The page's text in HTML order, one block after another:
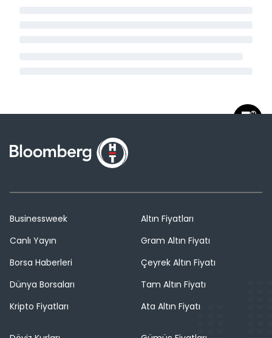
Businessweek
Canlı Yayın
Borsa Haberleri
Dünya Borsaları
Kripto Fiyatları
Altın Fiyatları
Gram Altın Fiyatı
Çeyrek Altın Fiyatı
Tam Altın Fiyatı
Ata Altın Fiyatı